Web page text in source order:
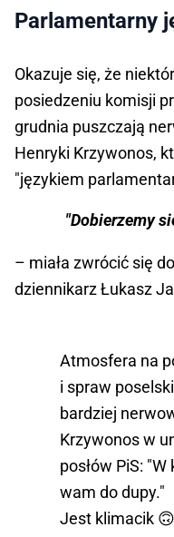
Parlamentarny
Okazuje się, że
posiedzeniu komisji
grudnia puszczają
Henryki Krzywonos,
"językiem
"Dobierzemy
– miała zwrócić się
dziennikarz Łukasz
Atmosfera na
i spraw
bardziej
Krzywonos w
posłów PiS:
wam do dupy."
Jest klimacik 🙃